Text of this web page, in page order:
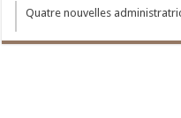
Quatre nouvelles